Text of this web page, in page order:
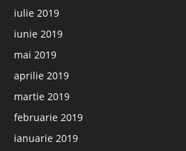
iulie 2019
iunie 2019
mai 2019
aprilie 2019
martie 2019
februarie 2019
ianuarie 2019